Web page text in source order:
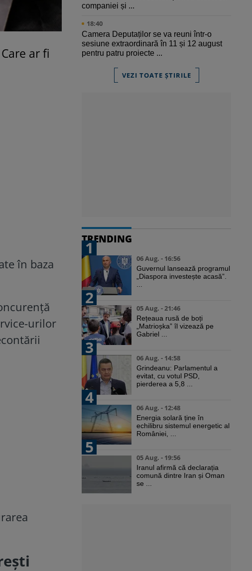
ar fi
în baza
urilor
companiei și ...
18:40
Camera Deputaților se va reuni într-o
sesiune extraordinară în 11 și 12 august
pentru patru proiecte ...
VEZI TOATE ȘTIRILE
TRENDING
1
06 Aug. - 16:56
Guvernul lansează programul
„Diaspora investește acasă”.
2
05 Aug. - 21:46
Rețeaua rusă de boți
„Matrioșka” îl vizează pe
Gabriel ...
3
06 Aug. - 14:58
Grindeanu: Parlamentul a
evitat, cu votul PSD,
pierderea a 5,8 ...
4
06 Aug. - 12:48
Energia solară ține în
echilibru sistemul energetic al
României, ...
5
05 Aug. - 19:56
Iranul afirmă că declarația
comună dintre Iran și Oman
se ...